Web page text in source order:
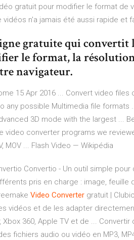
gratuit pour modifier le format de
n'a jamais été aussi rapide et
gratuite qui convertit
le format, la
navigateur.
15 Apr 2016 ... Convert video
any possible Multimedia file formats
3D mode with the largest ...
video converter programs we
MOV ... Flash Video — Wikipédia
Convertio - Un outil simple
pris en charge : image, feuille
Video Converter gratuit |
vidéos et de les adapter
Xbox 360, Apple TV et de ...
fichiers audio ou vidéo en MP3,